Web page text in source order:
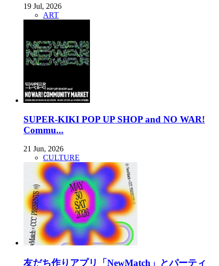
19 Jul, 2026
ART
SUPER-KIKI POP UP SHOP and NO WAR!
Commu...
21 Jun, 2026
CULTURE
友だち作りアプリ「NewMatch」とパーティ